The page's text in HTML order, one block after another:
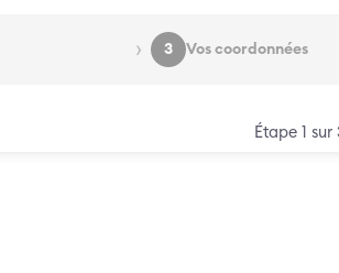
› 3 Vos coordonnées
Étape 1 sur